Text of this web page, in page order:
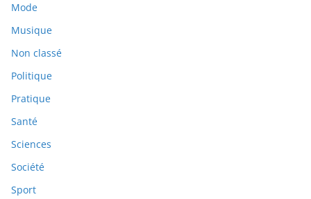
Mode
Musique
Non classé
Politique
Pratique
Santé
Sciences
Société
Sport